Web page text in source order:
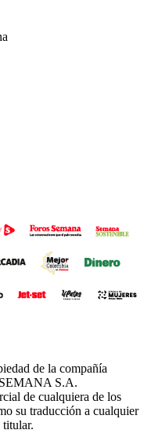
de la compañía
S.A.
de cualquiera de los
su traducción a cualquier
titular.